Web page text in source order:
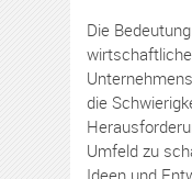
Die
die
Umfeld zu
Ideen und